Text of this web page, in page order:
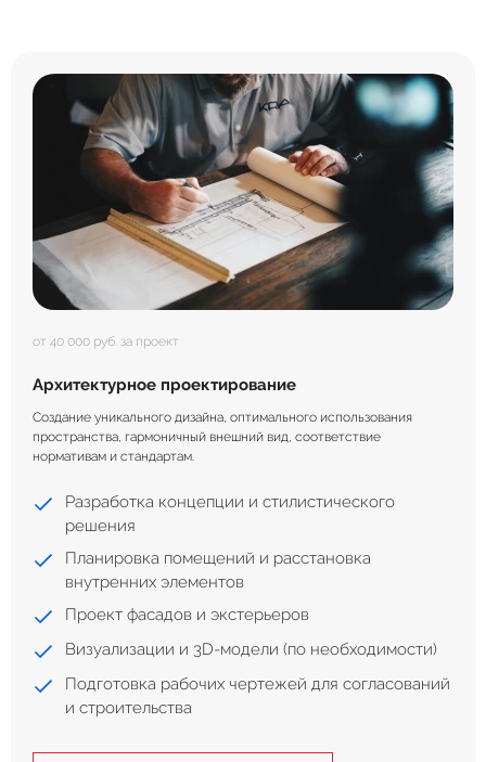
от 40 000 руб. за проект
Архитектурное проектирование
Создание уникального дизайна, оптимального использования
пространства, гармоничный внешний вид, соответствие
нормативам и стандартам.
Разработка концепции и стилистического
решения
Планировка помещений и расстановка
внутренних элементов
Проект фасадов и экстерьеров
Визуализации и 3D-модели (по необходимости)
Подготовка рабочих чертежей для согласований
и строительства